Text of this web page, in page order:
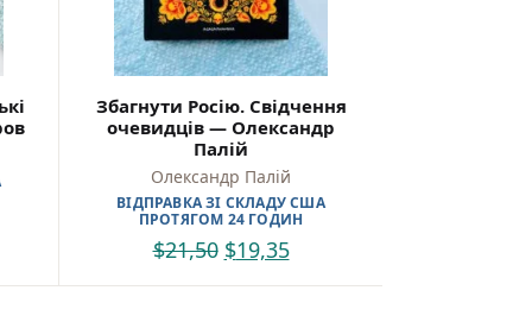
Збагнути Росію. Свідчення
очевидців — Олександр
Палій
Олександр Палій
ВІДПРАВКА ЗІ СКЛАДУ США
ПРОТЯГОМ 24 ГОДИН
$21,50 $19,35